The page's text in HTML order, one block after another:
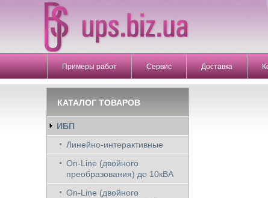
Примеры работ Сервис Доставка
КАТАЛОГ ТОВАРОВ
ИБП
Линейно-интерактивные
On-Line (двойного
преобразования) до 10кВА
On-Line (двойного